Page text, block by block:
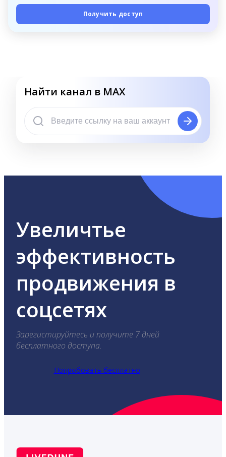
Получить доступ
Найти канал в MAX
Увеличтье
эффективность
продвижения в
соцсетях
Зарегистируйтесь и получите 7 дней
бесплатного доступа.
Попробовать бесплатно